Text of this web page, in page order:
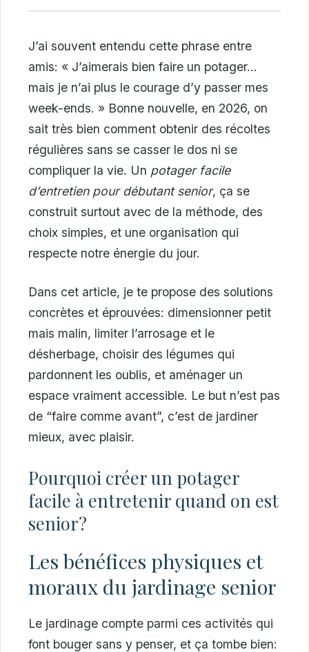
J’ai souvent entendu cette phrase entre
amis: « J’aimerais bien faire un potager…
mais je n’ai plus le courage d’y passer mes
week-ends. » Bonne nouvelle, en 2026, on
sait très bien comment obtenir des récoltes
régulières sans se casser le dos ni se
compliquer la vie. Un potager facile
d’entretien pour débutant senior, ça se
construit surtout avec de la méthode, des
choix simples, et une organisation qui
respecte notre énergie du jour.
Dans cet article, je te propose des solutions
concrètes et éprouvées: dimensionner petit
mais malin, limiter l’arrosage et le
désherbage, choisir des légumes qui
pardonnent les oublis, et aménager un
espace vraiment accessible. Le but n’est pas
de “faire comme avant”, c’est de jardiner
mieux, avec plaisir.
Pourquoi créer un potager
facile à entretenir quand on est
senior?
Les bénéfices physiques et
moraux du jardinage senior
Le jardinage compte parmi ces activités qui
font bouger sans y penser, et ça tombe bien: